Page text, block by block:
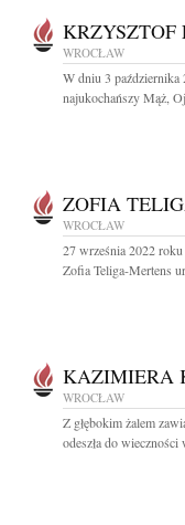
WROCŁAW
W dniu 3 października
najukochańszy Mąż,
ZOFIA
WROCŁAW
27 września 2022
Zofia Teliga-Mertens
KAZIMIERA
WROCŁAW
Z głębokim żalem
odeszła do